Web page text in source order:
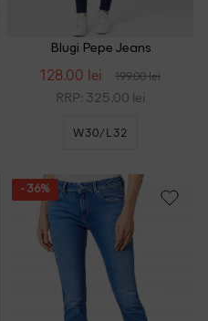
Blugi Pepe Jeans
128.00 lei 199.00 lei
RRP: 325.00 lei
W30/L32
- 36%